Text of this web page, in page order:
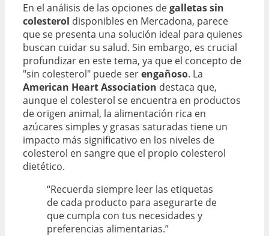
En el análisis de las opciones degalletas sin
colesterol disponibles en Mercadona, parece
que se presenta una solución ideal para quienes
buscan cuidar su salud. Sin embargo, es crucial
profundizar en este tema, ya que el concepto de
"sin colesterol" puede serengañoso. La
American Heart Association destaca que,
aunque el colesterol se encuentra en productos
de origen animal, la alimentación rica en
azúcares simples y grasas saturadas tiene un
impacto más significativo en los niveles de
colesterol en sangre que el propio colesterol
dietético.
“Recuerda siempre leer las etiquetas
de cada producto para asegurarte de
que cumpla con tus necesidades y
preferencias alimentarias.”